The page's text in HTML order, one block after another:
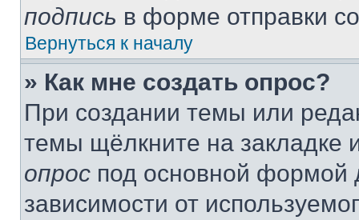
подпись в форме отправки
Вернуться к началу
» Как мне создать опрос?
При создании темы или
темы щёлкните на
опрос под основной формой
зависимости от